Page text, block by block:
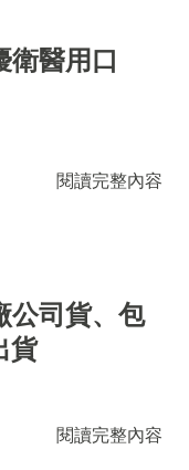
衛醫用口
閱讀完整內容
公司貨、包
貨
閱讀完整內容